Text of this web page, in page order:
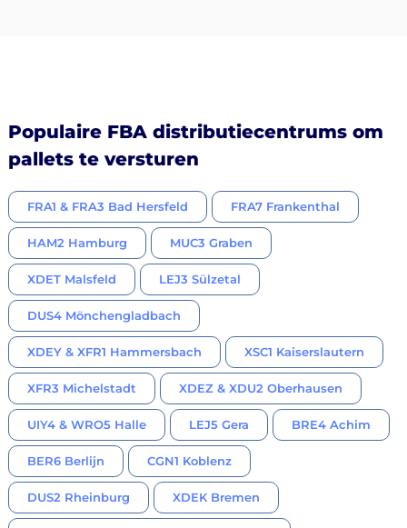
Populaire FBA distributiecentrums om
pallets te versturen
FRA1 & FRA3 Bad Hersfeld FRA7 Frankenthal
HAM2 Hamburg MUC3 Graben
XDET Malsfeld LEJ3 Sülzetal
DUS4 Mönchengladbach
XDEY & XFR1 Hammersbach XSC1 Kaiserslautern
XFR3 Michelstadt XDEZ & XDU2 Oberhausen
UIY4 & WRO5 Halle LEJ5 Gera BRE4 Achim
BER6 Berlijn CGN1 Koblenz
DUS2 Rheinburg XDEK Bremen